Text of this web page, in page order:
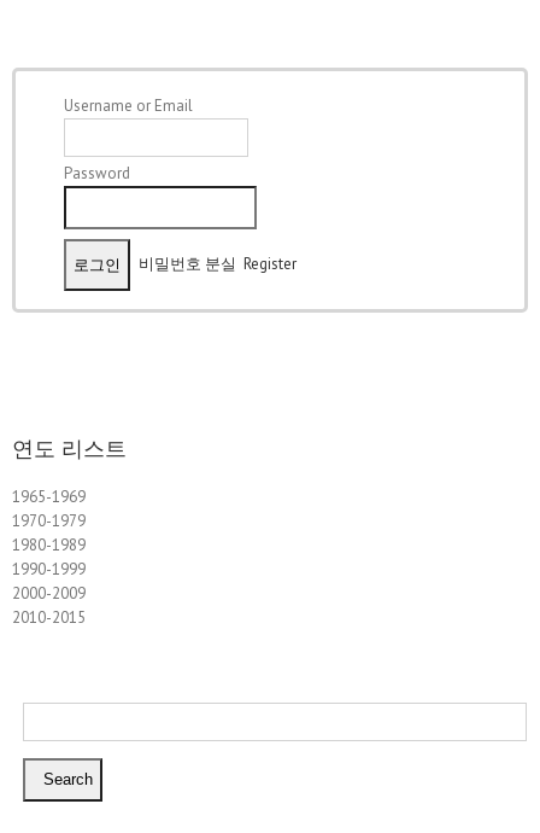
Username or Email
Password
비밀번호 분실 Register
연도 리스트
1965-1969
1970-1979
1980-1989
1990-1999
2000-2009
2010-2015